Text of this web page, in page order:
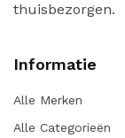
thuisbezorgen.
Informatie
Alle Merken
Alle Categorieën